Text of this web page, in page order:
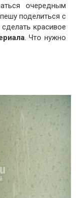
очередным
поделиться с
красивое
. Что нужно